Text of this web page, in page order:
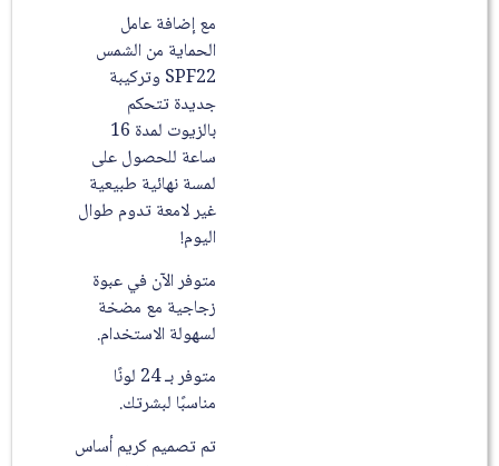
مع إضافة عامل
الحماية من الشمس
SPF22 وتركيبة
جديدة تتحكم
بالزيوت لمدة 16
ساعة للحصول على
لمسة نهائية طبيعية
غير لامعة تدوم طوال
اليوم!
متوفر الآن في عبوة
زجاجية مع مضخة
لسهولة الاستخدام.
متوفر بـ 24 لونًا
مناسبًا لبشرتك.
تم تصميم كريم أساس